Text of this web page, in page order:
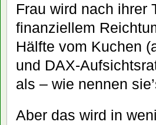
Frau wird nach ihrer
finanziellem
Hälfte vom Kuchen
und DAX-
als – wie nennen
Aber das wird in